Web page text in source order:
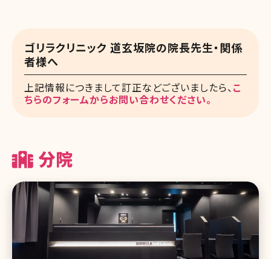
ゴリラクリニック 道玄坂院の院長先生・関係
者様へ
上記情報につきまして訂正などございましたら、こ
ちらのフォームからお問い合わせください。
分院